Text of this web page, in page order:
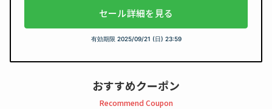
セール詳細を見る
有効期限 2025/09/21 (日) 23:59
おすすめクーポン
Recommend Coupon